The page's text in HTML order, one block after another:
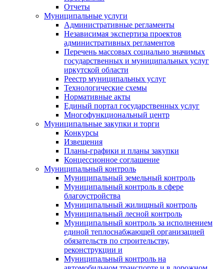
Отчеты
Муниципальные услуги
Административные регламенты
Независимая экспертиза проектов
административных регламентов
Перечень массовых социально значимых
государственных и муниципальных услуг
иркутской области
Реестр муниципальных услуг
Технологические схемы
Нормативные акты
Единый портал государственных услуг
Многофункциональный центр
Муниципальные закупки и торги
Конкурсы
Извещения
Планы-графики и планы закупки
Концессионное соглашение
Муниципальный контроль
Муниципальный земельный контроль
Муниципальный контроль в сфере
благоустройства
Муниципальный жилищный контроль
Муниципальный лесной контроль
Муниципальный контроль за исполнением
единой теплоснабжающей организацией
обязательств по строительству,
реконструкции и
Муниципальный контроль на